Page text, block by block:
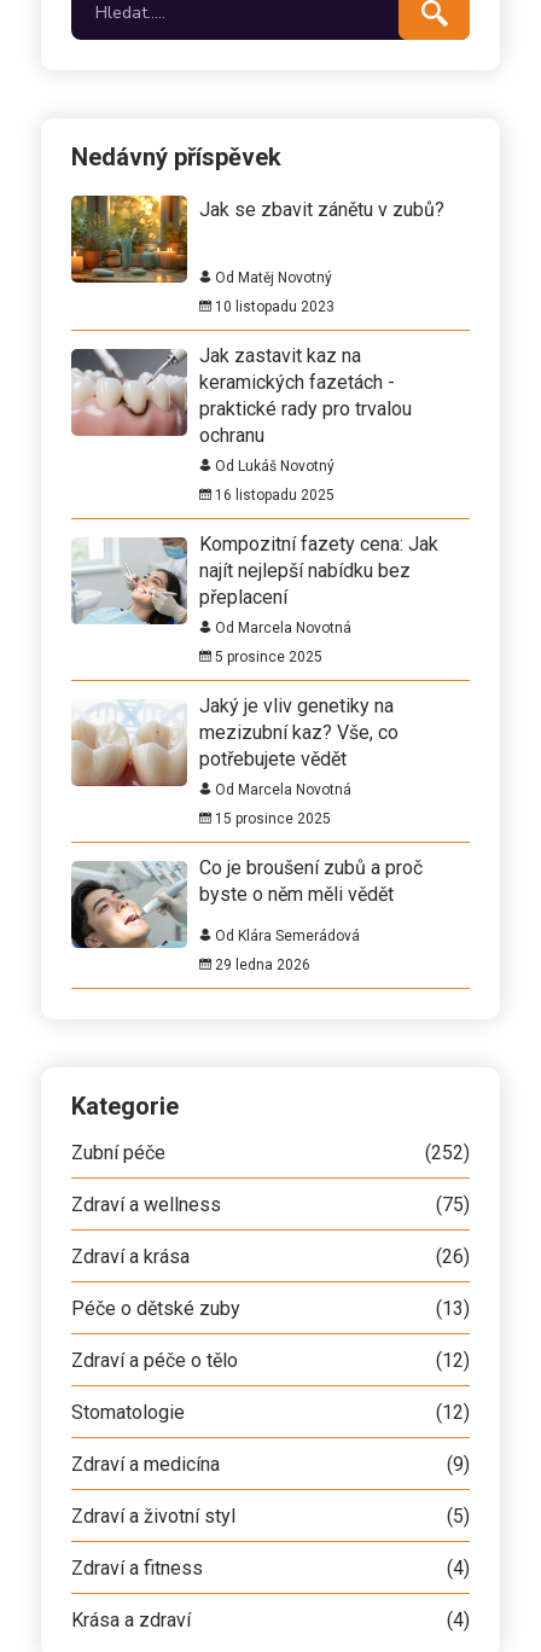
Nedávný příspěvek
Jak se zbavit zánětu v zubů?
Od Matěj Novotný
10 listopadu 2023
Jak zastavit kaz na
keramických fazetách -
praktické rady pro trvalou
ochranu
Od Lukáš Novotný
16 listopadu 2025
Kompozitní fazety cena: Jak
najít nejlepší nabídku bez
přeplacení
Od Marcela Novotná
5 prosince 2025
Jaký je vliv genetiky na
mezizubní kaz? Vše, co
potřebujete vědět
Od Marcela Novotná
15 prosince 2025
Co je broušení zubů a proč
byste o něm měli vědět
Od Klára Semerádová
29 ledna 2026
Kategorie
Zubní péče (252)
Zdraví a wellness (75)
Zdraví a krása (26)
Péče o dětské zuby (13)
Zdraví a péče o tělo (12)
Stomatologie (12)
Zdraví a medicína (9)
Zdraví a životní styl (5)
Zdraví a fitness (4)
Krása a zdraví (4)